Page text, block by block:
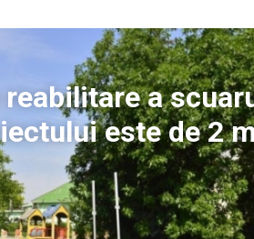
a
este de 2